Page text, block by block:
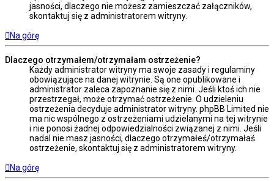
jasności, dlaczego nie możesz zamieszczać załączników,
skontaktuj się z administratorem witryny.
Na górę
Dlaczego otrzymałem/otrzymałam ostrzeżenie?
Każdy administrator witryny ma swoje zasady i regulaminy
obowiązujące na danej witrynie. Są one opublikowane i
administrator zaleca zapoznanie się z nimi. Jeśli ktoś ich nie
przestrzegał, może otrzymać ostrzeżenie. O udzieleniu
ostrzeżenia decyduje administrator witryny. phpBB Limited nie
ma nic wspólnego z ostrzeżeniami udzielanymi na tej witrynie
i nie ponosi żadnej odpowiedzialności związanej z nimi. Jeśli
nadal nie masz jasności, dlaczego otrzymałeś/otrzymałaś
ostrzeżenie, skontaktuj się z administratorem witryny.
Na górę